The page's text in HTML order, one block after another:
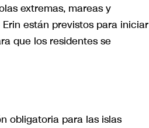
extremas, mareas y
están previstos para iniciar
que los residentes se
obligatoria para las islas